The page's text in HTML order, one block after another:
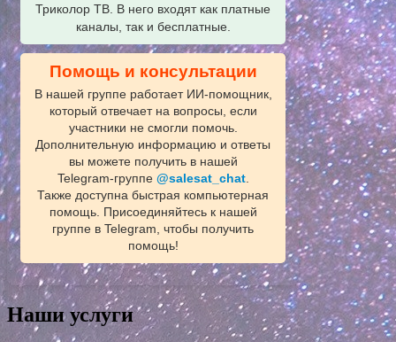
Триколор ТВ. В него входят как платные
каналы, так и бесплатные.
Помощь и консультации
В нашей группе работает ИИ‑помощник,
который отвечает на вопросы, если
участники не смогли помочь.
Дополнительную информацию и ответы
вы можете получить в нашей
Telegram‑группе @salesat_chat.
Также доступна быстрая компьютерная
помощь. Присоединяйтесь к нашей
группе в Telegram, чтобы получить
помощь!
Наши услуги